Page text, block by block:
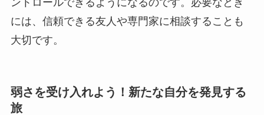
には、信頼できる友人や専門家に相談することも
大切です。
弱さを受け入れよう！新たな自分を発見する
旅